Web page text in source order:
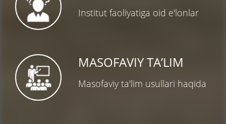
Institut faoliyatiga oid e'lonlar
MASOFAVIY TA’LIM
Masofaviy ta'lim usullari haqida